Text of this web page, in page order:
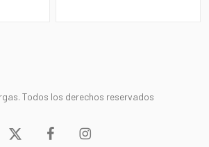
Todos los derechos reservados
x-
facebookinstagram